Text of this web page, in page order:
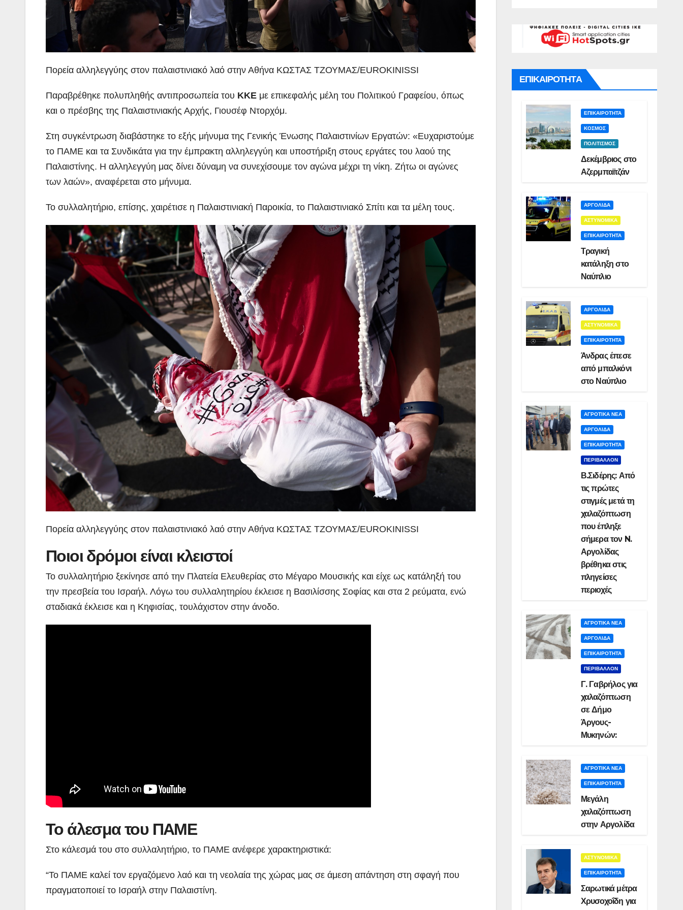
Πορεία αλληλεγγύης στον παλαιστινιακό λαό στην Αθήνα ΚΩΣΤΑΣ ΤΖΟΥΜΑΣ/EUROKINISSI
Παραβρέθηκε πολυπληθής αντιπροσωπεία του ΚΚΕ με επικεφαλής μέλη του Πολιτικού Γραφείου, όπως
και ο πρέσβης της Παλαιστινιακής Αρχής, Γιουσέφ Ντορχόμ.
Στη συγκέντρωση διαβάστηκε το εξής μήνυμα της Γενικής Ένωσης Παλαιστινίων Εργατών: «Ευχαριστούμε
το ΠΑΜΕ και τα Συνδικάτα για την έμπρακτη αλληλεγγύη και υποστήριξη στους εργάτες του λαού της
Παλαιστίνης. Η αλληλεγγύη μας δίνει δύναμη να συνεχίσουμε τον αγώνα μέχρι τη νίκη. Ζήτω οι αγώνες
των λαών», αναφέρεται στο μήνυμα.
Το συλλαλητήριο, επίσης, χαιρέτισε η Παλαιστινιακή Παροικία, το Παλαιστινιακό Σπίτι και τα μέλη τους.
Πορεία αλληλεγγύης στον παλαιστινιακό λαό στην Αθήνα ΚΩΣΤΑΣ ΤΖΟΥΜΑΣ/EUROKINISSI
Ποιοι δρόμοι είναι κλειστοί
Το συλλαλητήριο ξεκίνησε από την Πλατεία Ελευθερίας στο Μέγαρο Μουσικής και είχε ως κατάληξή του
την πρεσβεία του Ισραήλ. Λόγω του συλλαλητηρίου έκλεισε η Βασιλίσσης Σοφίας και στα 2 ρεύματα, ενώ
σταδιακά έκλεισε και η Κηφισίας, τουλάχιστον στην άνοδο.
Το άλεσμα του ΠΑΜΕ
Στο κάλεσμά του στο συλλαλητήριο, το ΠΑΜΕ ανέφερε χαρακτηριστικά:
“Το ΠΑΜΕ καλεί τον εργαζόμενο λαό και τη νεολαία της χώρας μας σε άμεση απάντηση στη σφαγή που
πραγματοποιεί το Ισραήλ στην Παλαιστίνη.
Σμυρνιώτη στο
Ναυπλιο για το
Ολιστικό Σχέδιο
Ανακύκλωσης
ΒΙΝΤΕΟ
τον θάνατο της
Νάντιας(VID)
ΕΠΙΚΑΙΡΟΤΗΤΑ
ΕΠΙΚΑΙΡΟΤΗΤΑ
ΚΟΣΜΟΣ
ΠΟΛΙΤΙΣΜΟΣ
Δεκέμβριος στο
Αζερμπαϊτζάν
ΑΡΓΟΛΙΔΑ
ΑΣΤΥΝΟΜΙΚΑ
ΕΠΙΚΑΙΡΟΤΗΤΑ
Τραγική
κατάληξη στο
Ναύπλιο
ΑΡΓΟΛΙΔΑ
ΑΣΤΥΝΟΜΙΚΑ
ΕΠΙΚΑΙΡΟΤΗΤΑ
Άνδρας έπεσε
από μπαλκόνι
στο Ναύπλιο
ΑΓΡΟΤΙΚΑ ΝΕΑ
ΑΡΓΟΛΙΔΑ
ΕΠΙΚΑΙΡΟΤΗΤΑ
ΠΕΡΙΒΑΛΛΟΝ
Β.Σιδέρης: Από
τις πρώτες
στιγμές μετά τη
χαλαζόπτωση
που έπληξε
σήμερα τον N.
Αργολίδας
βρέθηκα στις
πληγείσες
περιοχές
ΑΓΡΟΤΙΚΑ ΝΕΑ
ΑΡΓΟΛΙΔΑ
ΕΠΙΚΑΙΡΟΤΗΤΑ
ΠΕΡΙΒΑΛΛΟΝ
Γ. Γαβρήλος για
χαλαζόπτωση
σε Δήμο
Άργους-
Μυκηνών:
ΑΓΡΟΤΙΚΑ ΝΕΑ
ΕΠΙΚΑΙΡΟΤΗΤΑ
Μεγάλη
χαλαζόπτωση
στην Αργολίδα
ΑΣΤΥΝΟΜΙΚΑ
ΕΠΙΚΑΙΡΟΤΗΤΑ
Σαρωτικά μέτρα
Χρυσοχοΐδη για